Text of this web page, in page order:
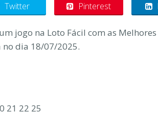
Twitter Pinterest
jogo na Loto Fácil com as Melhores
dia 18/07/2025.
21 22 25